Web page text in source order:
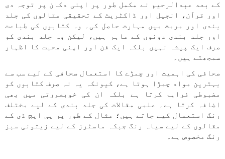
کے بعد عبدالرحیم نے مکمل طور پر اپنی دکان پر توجہ دی
اور قرآن، انجیل اور ڈاکٹریٹ کے تحقیقی مقالوں کی جلد
بندی اور مرمت میں مہارت حاصل کی۔ وہ کتابوں کی طباعت
اور جلد بندی دونوں کے ماہر ہیں، لیکن وہ جلد بندی کو
صرف ایک پیشہ نہیں بلکہ ایک فن اور اپنی محبت کا اظہار
سمجھتے ہیں۔
صحافی کی اہمیت اور چمڑے کا استعمال صحافی کے لیے سب سے
بہترین مواد چمڑا ہوتا ہے، کیونکہ یہ نہ صرف کتابوں کو
مضبوطی فراہم کرتا ہے بلکہ ان کی خوبصورتی میں بھی
اضافہ کرتا ہے۔ علمی مقالات کی جلد بندی کے لیے مختلف
رنگ استعمال کیے جاتے ہیں؛ مثال کے طور پر پی ایچ ڈی کے
مقالوں کے لیے سیاہ رنگ جبکہ ماسٹرز کے لیے زیتونی سبز
رنگ مخصوص ہے۔